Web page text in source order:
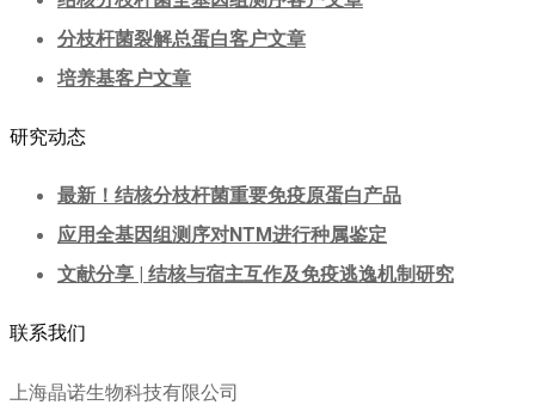
分枝杆菌裂解总蛋白客户文章
培养基客户文章
研究动态
最新！结核分枝杆菌重要免疫原蛋白产品
应用全基因组测序对NTM进行种属鉴定
文献分享 | 结核与宿主互作及免疫逃逸机制研究
联系我们
上海晶诺生物科技有限公司